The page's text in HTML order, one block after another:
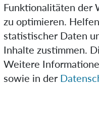
Funktionalitäten der
zu optimieren.
statistischer Daten
Inhalte zustimmen.
Weitere
sowie in der